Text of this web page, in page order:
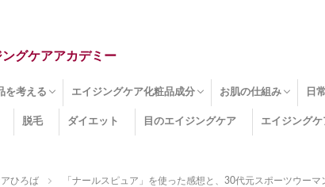
グケアアカデミー
を考える
ングケア化粧品
リーム
顔
クリーム
スマスク
い線化粧品
ゲン化粧品
化粧品
クレンジング
インワン化粧品
の化粧品
エイジングケア化粧品成分
エイジングケア化粧品(成分)
セラミド
ネオダーミル
プロテオグリカン
ビタミンC誘導体
コラーゲン
その他の化粧品成分
お肌の仕組み
エイジング
ターンオーバー
皮下組織
表皮
真皮
表皮常在菌
女性ホルモン
その他
日
糖
便
脱毛 ダイエット 目のエイジングケア エイジング
ひろば 「ナールスピュア」を使った感想と、30代元スポーツウー